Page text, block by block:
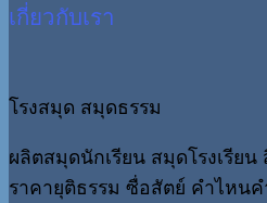
เกี่ยวกับเรา
โรงสมุด สมุดธรรม
ผลิตสมุดนักเรียน สมุดโรงเรีย
ราคายุติธรรม ซื่อสัตย์ คำไ